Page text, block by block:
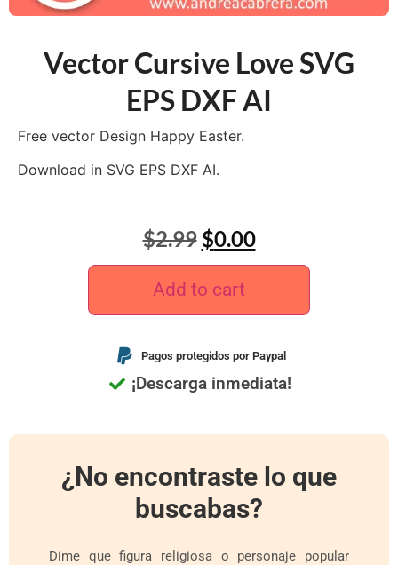
Vector Cursive Love SVG
EPS DXF AI
Free vector Design Happy Easter.
Download in SVG EPS DXF AI.
$2.99 $0.00
Add to cart
Pagos protegidos por Paypal
¡Descarga inmediata!
¿No encontraste lo que
buscabas?
Dime que figura religiosa o personaje popular